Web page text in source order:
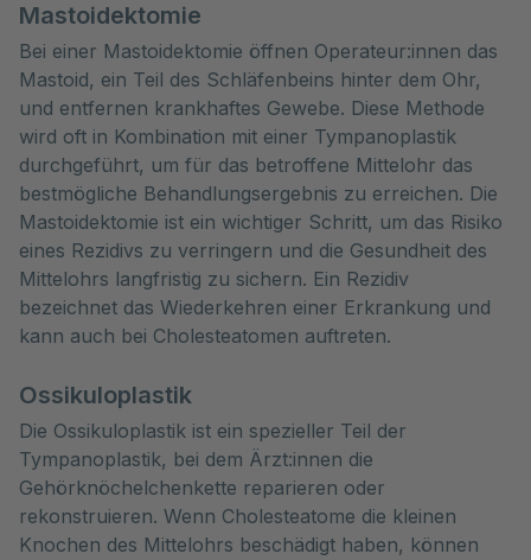
Mastoidektomie
Bei einer Mastoidektomie öffnen Operateur:innen das
Mastoid, ein Teil des Schläfenbeins hinter dem Ohr,
und entfernen krankhaftes Gewebe. Diese Methode
wird oft in Kombination mit einer Tympanoplastik
durchgeführt, um für das betroffene Mittelohr das
bestmögliche Behandlungsergebnis zu erreichen. Die
Mastoidektomie ist ein wichtiger Schritt, um das Risiko
eines Rezidivs zu verringern und die Gesundheit des
Mittelohrs langfristig zu sichern. Ein Rezidiv
bezeichnet das Wiederkehren einer Erkrankung und
kann auch bei Cholesteatomen auftreten.
Ossikuloplastik
Die Ossikuloplastik ist ein spezieller Teil der
Tympanoplastik, bei dem Ärzt:innen die
Gehörknöchelchenkette reparieren oder
rekonstruieren. Wenn Cholesteatome die kleinen
Knochen des Mittelohrs beschädigt haben, können